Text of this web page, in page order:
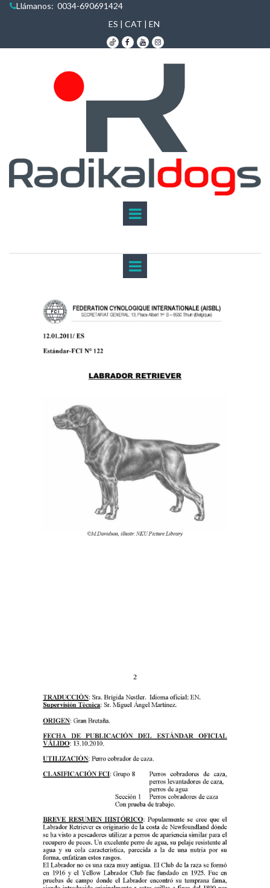
Llámanos: 0034-690691424
ES | CAT | EN
  